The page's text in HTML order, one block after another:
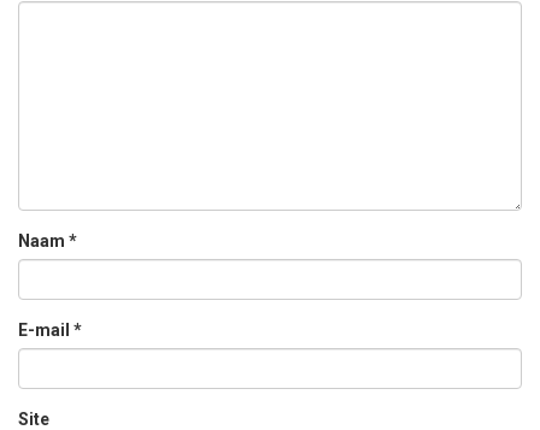
Naam *
E-mail *
Site